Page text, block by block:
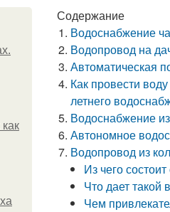
Содержание
Водоснабжение
Водопровод на
Автоматическая
Как провести
летнего
Водоснабжение
Автономное
Водопровод из
Из чего
Что дает такой
Чем